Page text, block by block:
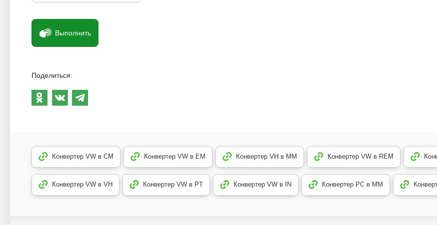
Выполнить
Поделиться:
Конвертер VW в CM Конвертер VW в EM Конвертер VH в MM Конвертер VW в REM
Конвертер VW в VH Конвертер VW в PT Конвертер VW в IN Конвертер PC в MM